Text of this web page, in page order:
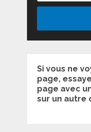
Si vous ne
page,
page avec
sur un autre